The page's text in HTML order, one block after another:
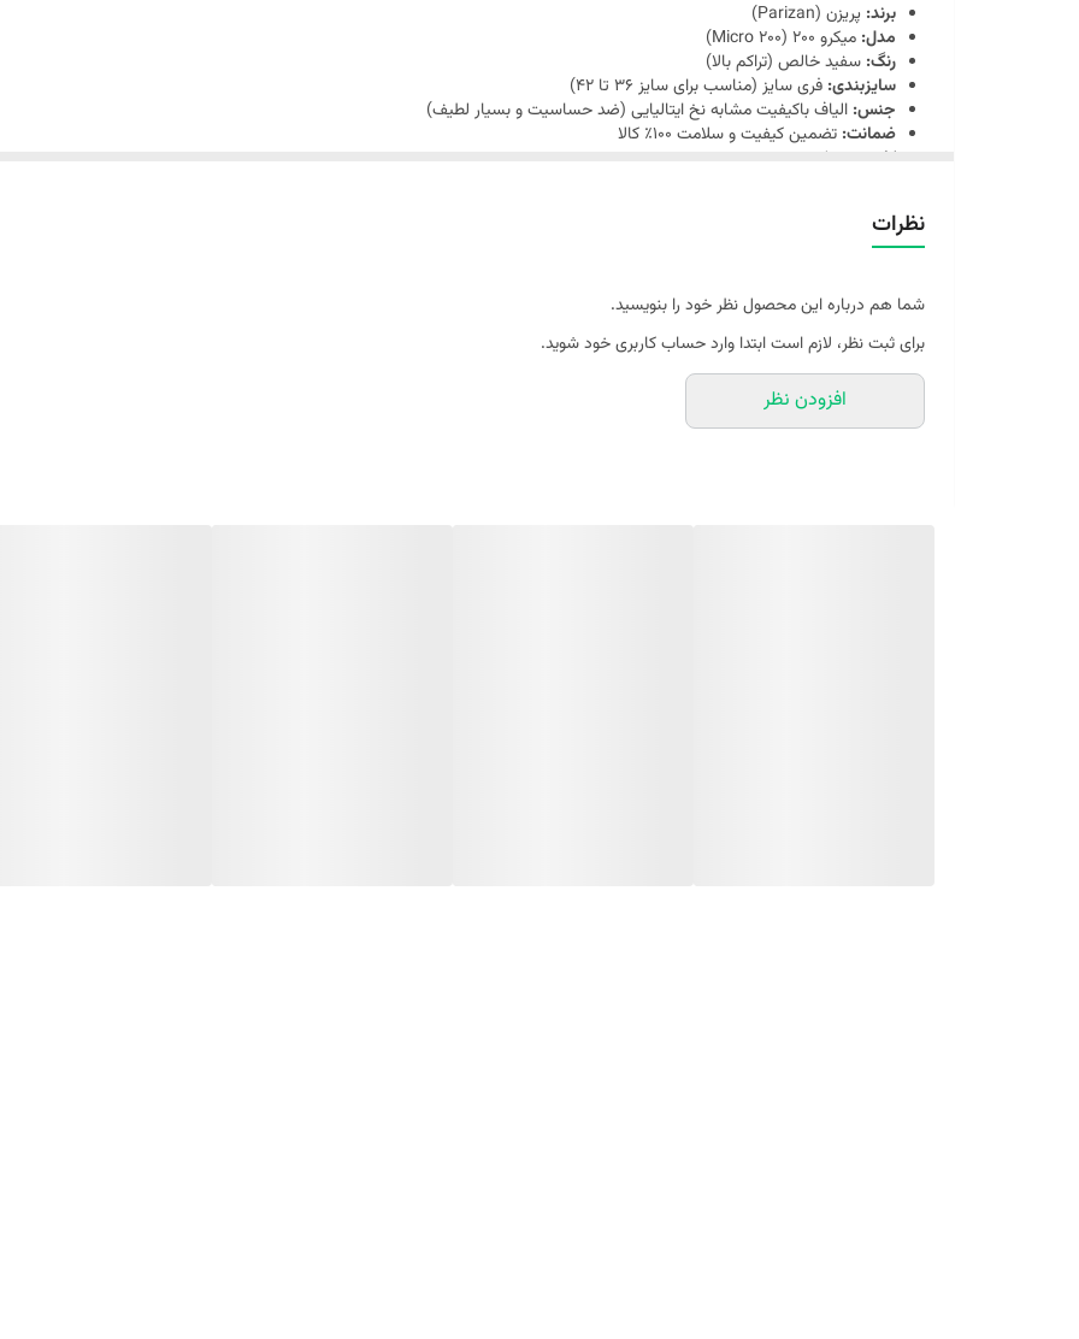
برند: پریزن (Parizan)
مدل: میکرو ۲۰۰ (Micro 200)
رنگ: سفید خالص (تراکم بالا)
سایزبندی: فری سایز (مناسب برای سایز ۳۶ تا ۴۲)
جنس: الیاف باکیفیت مشابه نخ ایتالیایی (ضد حساسیت و بسیار لطیف)
ضمانت: تضمین کیفیت و سلامت ۱۰۰٪ کالا
کاربرد:
مجلسی و روزمره
نظرات
شما هم درباره این محصول نظر خود را بنویسید.
برای ثبت نظر، لازم است ابتدا وارد حساب کاربری خود شوید.
افزودن نظر